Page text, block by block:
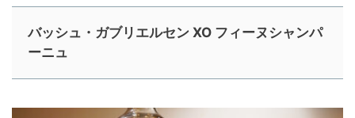
バッシュ・ガブリエルセン XO フィーヌシャンパ
ーニュ